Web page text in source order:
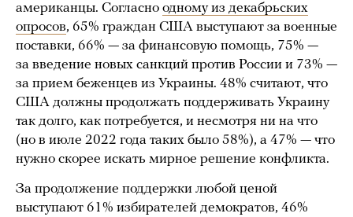
американцы. Согласно одному из декабрьских
опросов, 65% граждан США выступают за военные
поставки, 66% — за финансовую помощь, 75% —
за введение новых санкций против России и 73% —
за прием беженцев из Украины. 48% считают, что
США должны продолжать поддерживать Украину
так долго, как потребуется, и несмотря ни на что
(но в июле 2022 года таких было 58%), а 47% — что
нужно скорее искать мирное решение конфликта.
За продолжение поддержки любой ценой
выступают 61% избирателей демократов, 46%